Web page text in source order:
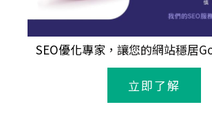
SEO優化專家，讓您的網站穩居
立即了解